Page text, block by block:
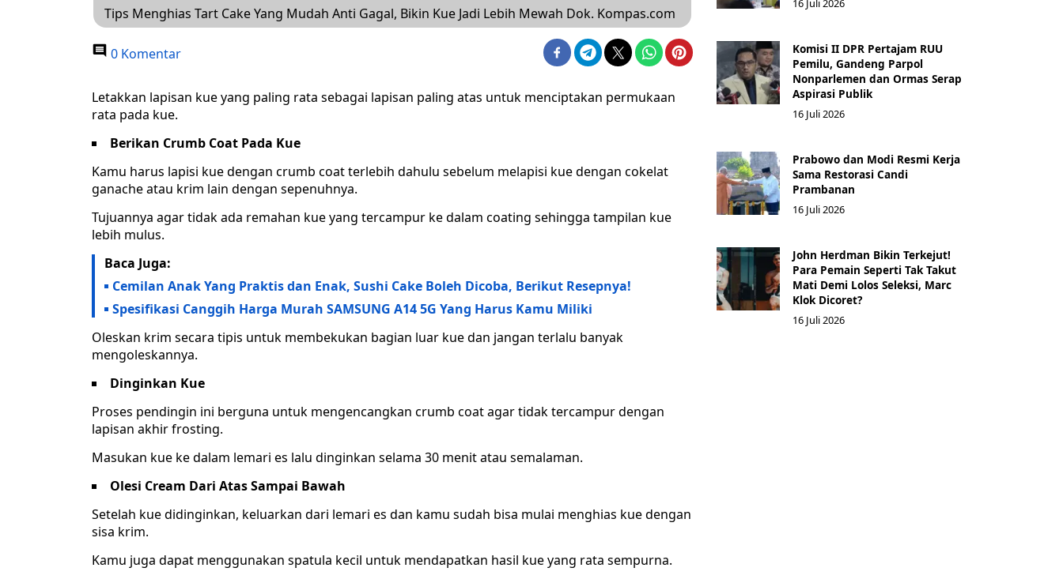
Tips Menghias Tart Cake Yang Mudah Anti Gagal, Bikin Kue Jadi Lebih Mewah Dok. Kompas.com
0 Komentar
Letakkan lapisan kue yang paling rata sebagai lapisan paling atas untuk menciptakan permukaan
rata pada kue.
Berikan Crumb Coat Pada Kue
Kamu harus lapisi kue dengan crumb coat terlebih dahulu sebelum melapisi kue dengan cokelat
ganache atau krim lain dengan sepenuhnya.
Tujuannya agar tidak ada remahan kue yang tercampur ke dalam coating sehingga tampilan kue
lebih mulus.
Baca Juga:
Cemilan Anak Yang Praktis dan Enak, Sushi Cake Boleh Dicoba, Berikut Resepnya!
Spesifikasi Canggih Harga Murah SAMSUNG A14 5G Yang Harus Kamu Miliki
Oleskan krim secara tipis untuk membekukan bagian luar kue dan jangan terlalu banyak
mengoleskannya.
Dinginkan Kue
Proses pendingin ini berguna untuk mengencangkan crumb coat agar tidak tercampur dengan
lapisan akhir frosting.
Masukan kue ke dalam lemari es lalu dinginkan selama 30 menit atau semalaman.
Olesi Cream Dari Atas Sampai Bawah
Setelah kue didinginkan, keluarkan dari lemari es dan kamu sudah bisa mulai menghias kue dengan
sisa krim.
Kamu juga dapat menggunakan spatula kecil untuk mendapatkan hasil kue yang rata sempurna.
16 Juli 2026
Komisi II DPR Pertajam RUU
Pemilu, Gandeng Parpol
Nonparlemen dan Ormas Serap
Aspirasi Publik
16 Juli 2026
Prabowo dan Modi Resmi Kerja
Sama Restorasi Candi
Prambanan
16 Juli 2026
John Herdman Bikin Terkejut!
Para Pemain Seperti Tak Takut
Mati Demi Lolos Seleksi, Marc
Klok Dicoret?
16 Juli 2026